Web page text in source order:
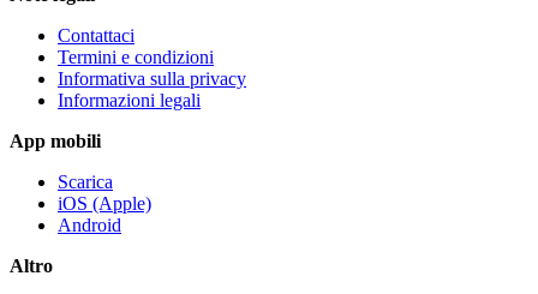
Contattaci
Termini e condizioni
Informativa sulla privacy
Informazioni legali
App mobili
Scarica
iOS (Apple)
Android
Altro